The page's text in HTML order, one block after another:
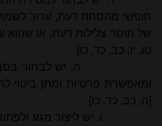
חופשי מהסחת דעת, ערוך
של חוסר צלילות דעת, או שהוא
טו, יז, כב, כד, כו]
ה. יש לבחור
ומאפשרת פרטיות ומתן ביטוי
[ה, כב, כד, כו]
ו. יש ליצור מגע